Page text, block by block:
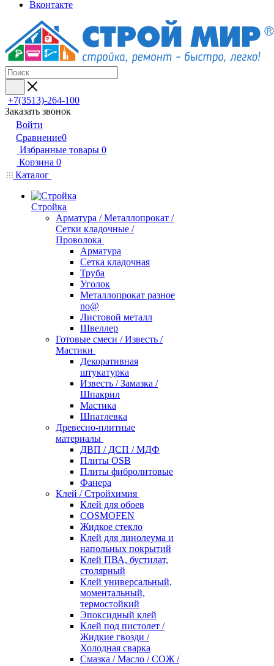
Вконтакте
+7(3513)-264-100
Заказать звонок
Войти
Сравнение0
Избранные товары 0
Корзина 0
Каталог
Стройка
Арматура / Металлопрокат /
Сетки кладочные /
Проволока
Арматура
Сетка кладочная
Труба
Уголок
Металлопрокат разное
no@
Листовой металл
Швеллер
Готовые смеси / Известь /
Мастики
Декоративная
штукатурка
Известь / Замазка /
Шпакрил
Мастика
Шпатлевка
Древесно-плитные
материалы
ДВП / ДСП / МДФ
Плиты OSB
Плиты фибролитовые
Фанера
Клей / Стройхимия
Клей для обоев
COSMOFEN
Жидкое стекло
Клей для линолеума и
напольных покрытий
Клей ПВА, бустилат,
столярный
Клей универсальный,
моментальный,
термостойкий
Эпоксидный клей
Клей под пистолет /
Жидкие гвозди /
Холодная сварка
Смазка / Масло / СОЖ /